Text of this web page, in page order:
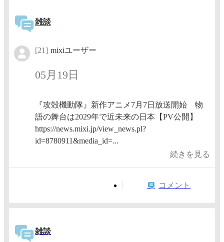
雑談
[21] mixiユーザー
05月19日
『攻殻機動隊』新作アニメ7月7日放送開始 物
語の舞台は2029年で近未来の日本【PV公開】
https://news.mixi.jp/view_news.pl?
id=8780911&media_id=...
続きを見る
コメント
雑談